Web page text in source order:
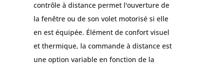
contrôle à distance permet l'ouverture de
la fenêtre ou de son volet motorisé si elle
en est équipée. Élément de confort visuel
et thermique, la commande à distance est
une option variable en fonction de la